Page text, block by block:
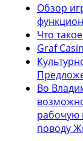
Обзор
Что
Graf
Во
рабочую
поводу